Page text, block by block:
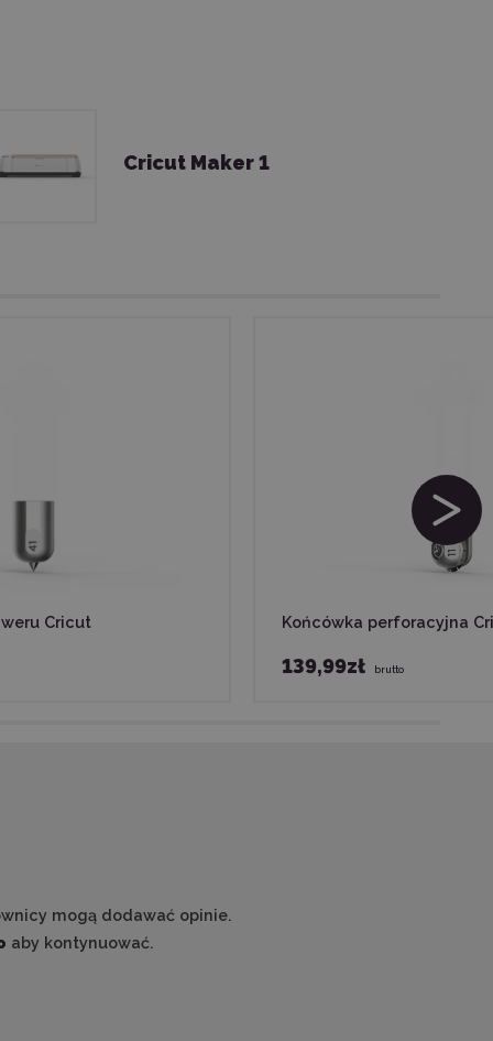
Cricut Maker 1
Cricut Końcówka perforacyjna
139,99zł brutto
mogą dodawać opinie.
aby kontynuować.